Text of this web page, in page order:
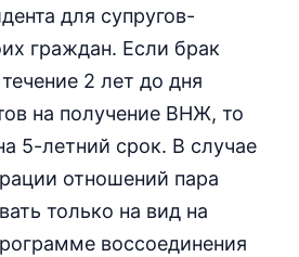
для супругов-
граждан. Если брак
2 лет до дня
на получение ВНЖ, то
5-летний срок. В случае
отношений пара
только на вид на
воссоединения